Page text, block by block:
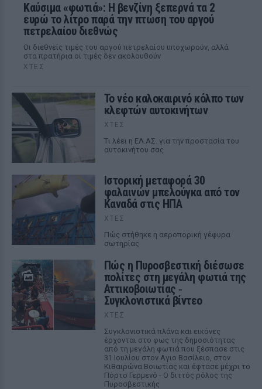
Καύσιμα «φωτιά»: Η βενζίνη ξεπερνά τα 2
ευρώ το λίτρο παρά την πτώση του αργού
πετρελαίου διεθνώς
Οι διεθνείς τιμές του αργού πετρελαίου υποχωρούν, αλλά
στα πρατήρια οι τιμές δεν ακολουθούν
ΧΤΕΣ
Το νέο καλοκαιρινό κόλπο των
κλεφτών αυτοκινήτων
ΧΤΕΣ
Tι λέει η ΕΛ.ΑΣ. για την προστασία του
αυτοκινήτου σας
Ιστορική μεταφορά 30
φαλαινών μπελούγκα από τον
Καναδά στις ΗΠΑ
ΧΤΕΣ
Πώς στήθηκε η αεροπορική γέφυρα
σωτηρίας
Πώς η Πυροσβεστική διέσωσε
πολίτες στη μεγάλη φωτιά της
Αττικοβοιωτίας ‑
Συγκλονιστικά βίντεο
ΧΤΕΣ
Συγκλονιστικά πλάνα και εικόνες
έρχονται στο φως της δημοσιότητας
από τη μεγάλη φωτιά που ξέσπασε στις
31 Ιουλίου στον Αγιο Βασίλειο, στον
Κιθαιρώνα Βοιωτίας και έφτασε μέχρι το
Πόρτο Γερμενό - Ο διττός ρόλος της
Πυροσβεστικής